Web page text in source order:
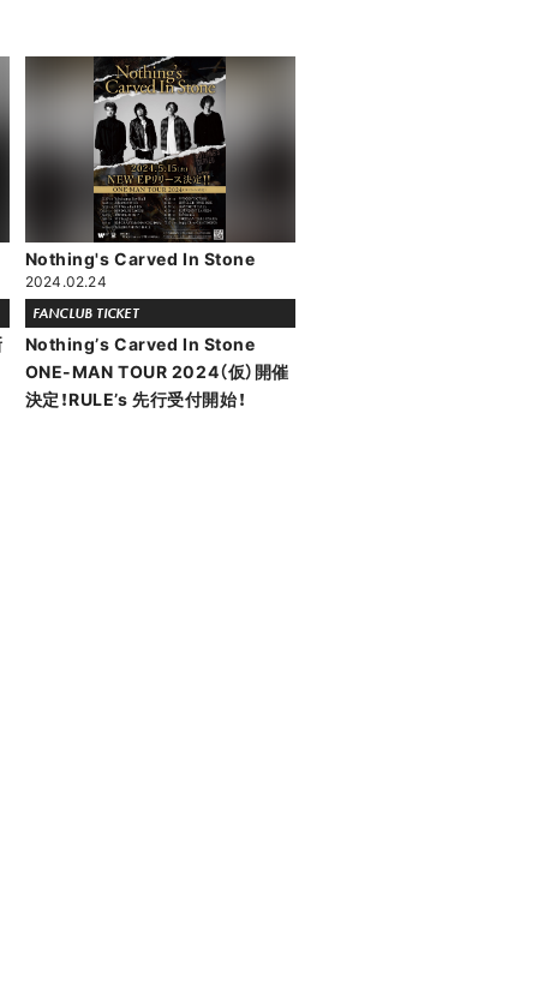
Nothing's Carved In Stone
2024.02.24
FANCLUB TICKET
Nothingʼs Carved In Stone
ONE-MAN TOUR 2024（仮）開催
決定！RULE’s 先行受付開始！